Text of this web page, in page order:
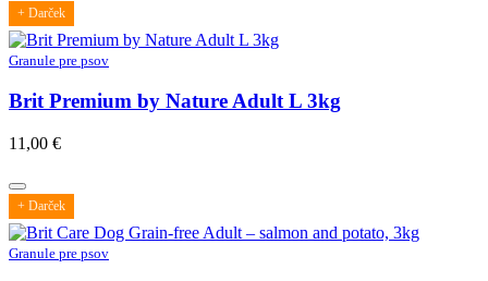
+ Darček
Granule pre psov
Brit Premium by Nature Adult L 3kg
11,00 €
+ Darček
Granule pre psov